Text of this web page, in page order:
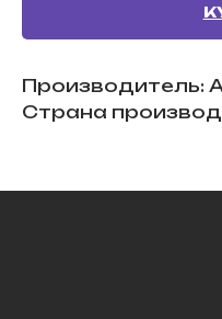
Производитель:
Страна